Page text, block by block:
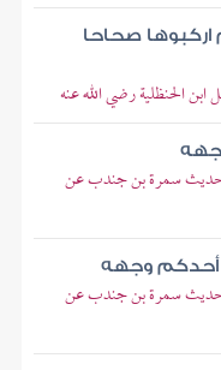
اركبوها صحاحا
الحنظلية رضي الله عنه
حديث سمرة بن جندب عن
أحدكم وجهه
حديث سمرة بن جندب عن